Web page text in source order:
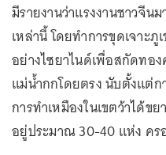
มีรายงานว่าแรงงานชาวจีน
เหล่านี้ โดยทำการขุดเจาะภู
อย่างไซยาไนด์เพื่อสกัดทอ
แม่น้ำกกโดยตรง นับตั้งแต่ก
การทำเหมืองในเขตว้าได้ข
อยู่ประมาณ 30-40 แห่ง คร